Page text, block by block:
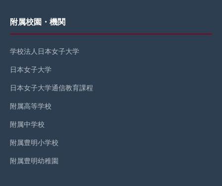
附属校園・機関
学校法人日本女子大学
日本女子大学
日本女子大学通信教育課程
附属高等学校
附属中学校
附属豊明小学校
附属豊明幼稚園